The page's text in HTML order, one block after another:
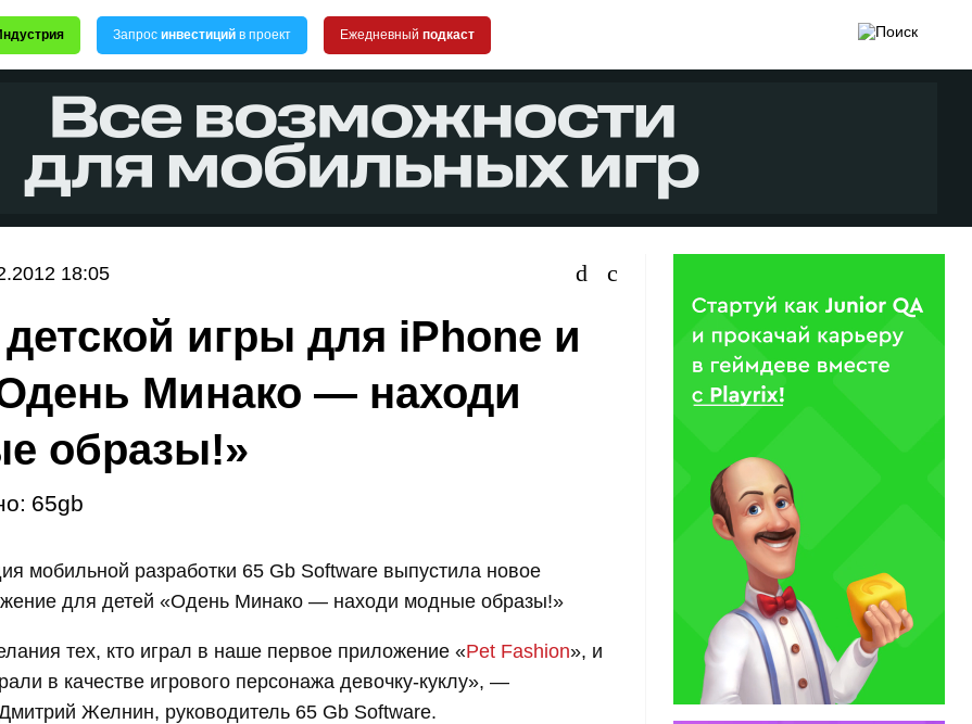
Запрос инвестиций в проект Ежедневный подкаст
18:05
игры для iPhone и
Минако — находи
образы!»
65gb
мобильной разработки 65 Gb Software выпустила новое
для детей «Одень Минако — находи модные образы!»
тех, кто играл в наше первое приложение «Pet Fashion», и
в качестве игрового персонажа девочку-куклу», —
Желнин, руководитель 65 Gb Software.